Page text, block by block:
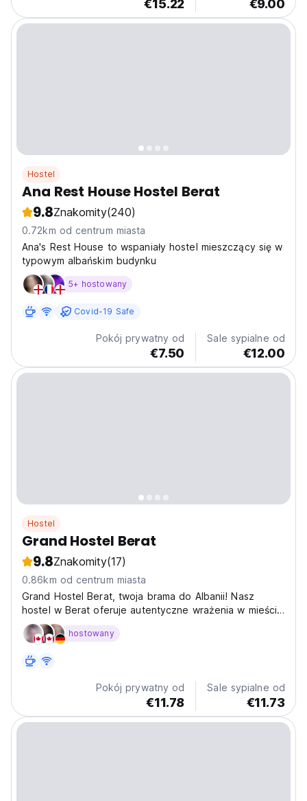
€15.22 €9.00
Hostel
Ana Rest House Hostel Berat
9.8Znakomity(240)
0.72km od centrum miasta
Ana's Rest House to wspaniały hostel mieszczący się w
typowym albańskim budynku
5+ hostowany
Covid-19 Safe
Pokój prywatny od
€7.50
Sale sypialne od
€12.00
Hostel
Grand Hostel Berat
9.8Znakomity(17)
0.86km od centrum miasta
Grand Hostel Berat, twoja brama do Albanii! Nasz
hostel w Berat oferuje autentyczne wrażenia w mieście
wpisanym na Listę Światowego Dziedzictwa UNESCO.
Idealny dla poszukiwaczy przygód! (Auto-translated
hostowany
Pokój prywatny od
€11.78
Sale sypialne od
€11.73